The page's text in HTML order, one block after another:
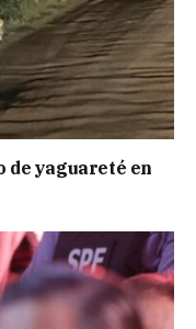
yaguareté en